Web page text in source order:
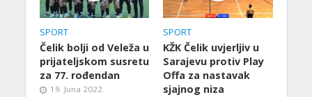
SPORT
Čelik bolji od Veleža u
prijateljskom susretu
za 77. rođendan
19. Juna 2022.
SPORT
KŽK Čelik uvjerljiv u
Sarajevu protiv Play
Offa za nastavak
sjajnog niza